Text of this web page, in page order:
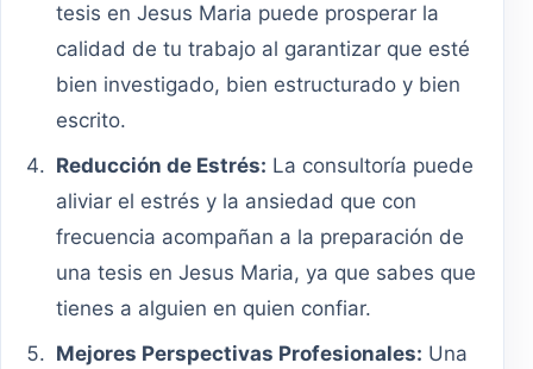
tesis en Jesus Maria puede prosperar la
calidad de tu trabajo al garantizar que esté
bien investigado, bien estructurado y bien
escrito.
Reducción de Estrés: La consultoría puede
aliviar el estrés y la ansiedad que con
frecuencia acompañan a la preparación de
una tesis en Jesus Maria, ya que sabes que
tienes a alguien en quien confiar.
Mejores Perspectivas Profesionales: Una